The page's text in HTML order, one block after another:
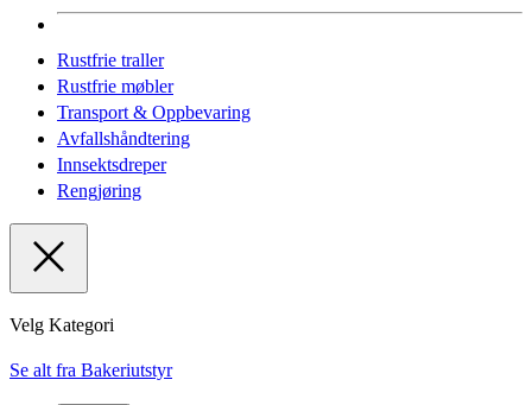
Rustfrie traller
Rustfrie møbler
Transport & Oppbevaring
Avfallshåndtering
Innsektsdreper
Rengjøring
Velg Kategori
Se alt fra Bakeriutstyr